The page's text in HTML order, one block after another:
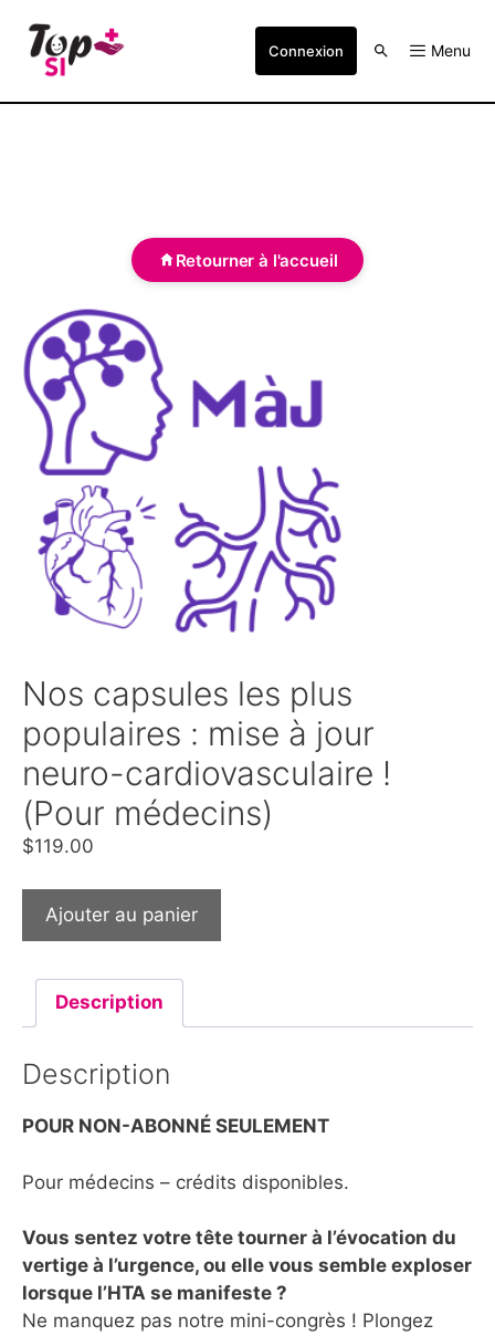
Connexion Menu
Retourner à l'accueil
Nos capsules les plus
populaires : mise à jour
neuro-cardiovasculaire !
(Pour médecins)
$119.00
Ajouter au panier
Description
Description
POUR NON-ABONNÉ SEULEMENT
Pour médecins – crédits disponibles.
Vous sentez votre tête tourner à l’évocation du
vertige à l’urgence, ou elle vous semble exploser
lorsque l’HTA se manifeste ?
Ne manquez pas notre mini-congrès ! Plongez